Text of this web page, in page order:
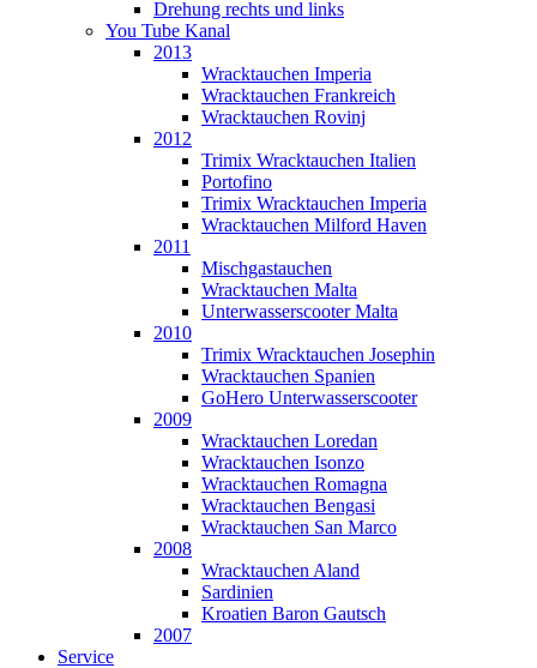
Drehung rechts und links
You Tube Kanal
2013
Wracktauchen Imperia
Wracktauchen Frankreich
Wracktauchen Rovinj
2012
Trimix Wracktauchen Italien
Portofino
Trimix Wracktauchen Imperia
Wracktauchen Milford Haven
2011
Mischgastauchen
Wracktauchen Malta
Unterwasserscooter Malta
2010
Trimix Wracktauchen Josephin
Wracktauchen Spanien
GoHero Unterwasserscooter
2009
Wracktauchen Loredan
Wracktauchen Isonzo
Wracktauchen Romagna
Wracktauchen Bengasi
Wracktauchen San Marco
2008
Wracktauchen Aland
Sardinien
Kroatien Baron Gautsch
2007
Service